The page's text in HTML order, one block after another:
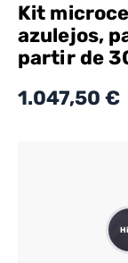
Kit
azulejos,
partir de
1.047,50 €